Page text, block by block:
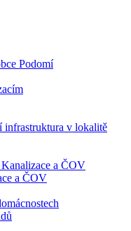
Podomí
infrastruktura v lokalitě
a ČOV
a ČOV